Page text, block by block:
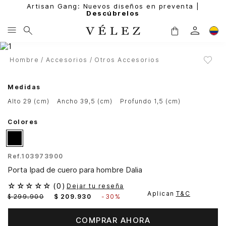
Artisan Gang: Nuevos diseños en preventa |
Descúbrelos
Hombre Accesorios Otros Accesorios
Medidas
alto 29 (cm)
ancho 39,5 (cm) profundo 1,5 (cm)
Colores
Ref.103973900
Porta Ipad de cuero para hombre Dalia
☆ ☆ ☆ ☆ ☆ (0 ) Dejar tu reseña
$ 299.900 $ 209. 930 - 30% Aplican T&C
COMPRAR AHORA